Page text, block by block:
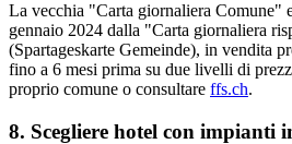
La vecchia "Carta giornaliera Comune"
gennaio 2024 dalla "Carta giornaliera
(Spartageskarte Gemeinde), in vendita
fino a 6 mesi prima su due livelli di
proprio comune o consultare ffs.ch.
8. Scegliere hotel con impianti